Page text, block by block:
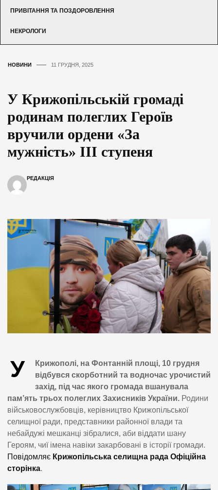
ПРИВІТАННЯ ТА ПОЗДОРОВЛЕННЯ
НЕКРОЛОГИ
НОВИНИ 11 ГРУДНЯ, 2025
У Крижопільській громаді
родинам полеглих Героїв
вручили ордени «За
мужність» ІІІ ступеня
РЕДАКЦІЯ
У
Крижополі, на Фонтанній площі, 10 грудня
відбувся скорботний та водночас урочистий
захід, під час якого громада вшанувала
пам’ять трьох полеглих Захисників України. Родини
військовослужбовців, керівництво Крижопільської
селищної ради, представники районної влади та
небайдужі мешканці зібралися, аби віддати шану
Героям, чиї імена навіки закарбовані в історії громади.
Повідомляє Крижопільська селищна рада Офіційна
сторінка.